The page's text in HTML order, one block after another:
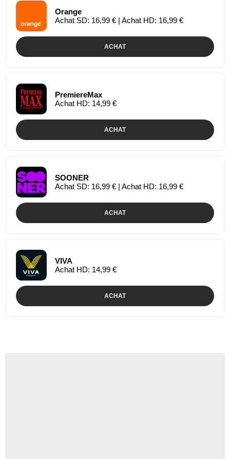
Orange
Achat SD: 16,99 € | Achat HD: 16,99 €
ACHAT
PremiereMax
Achat HD: 14,99 €
ACHAT
SOONER
Achat SD: 16,99 € | Achat HD: 16,99 €
ACHAT
VIVA
Achat HD: 14,99 €
ACHAT